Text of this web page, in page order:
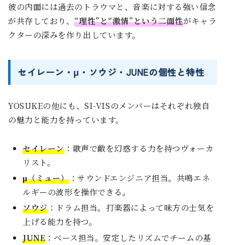
彼の内面には過去のトラウマと、音楽に対する強い信念
が共存しており、“理性”と“激情”という二面性がキャラ
クターの深みを作り出しています。
セイレーン・μ・ソウジ・JUNEの個性と特性
YOSUKEの他にも、SI-VISのメンバーはそれぞれ独自
の魅力と能力を持っています。
セイレーン ：歌声で敵を幻惑する力を持つヴォーカ
リスト。
μ（ミュー）：サウンドエンジニア担当。共鳴エネ
ルギーの波形を操作できる。
ソウジ：ドラム担当。打楽器によって味方の士気を
上げる能力を持つ。
JUNE ：ベース担当。安定したリズムでチームの基